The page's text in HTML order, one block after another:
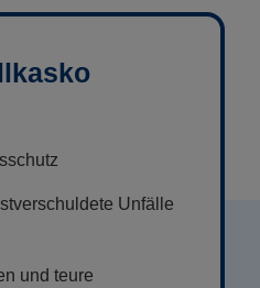
Unfälle
und teure